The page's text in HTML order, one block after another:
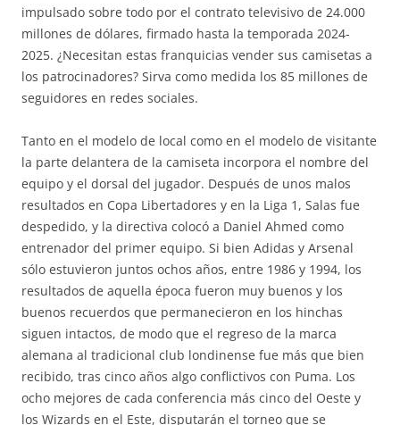
impulsado sobre todo por el contrato televisivo de 24.000
millones de dólares, firmado hasta la temporada 2024-
2025. ¿Necesitan estas franquicias vender sus camisetas a
los patrocinadores? Sirva como medida los 85 millones de
seguidores en redes sociales.
Tanto en el modelo de local como en el modelo de visitante
la parte delantera de la camiseta incorpora el nombre del
equipo y el dorsal del jugador. Después de unos malos
resultados en Copa Libertadores y en la Liga 1, Salas fue
despedido, y la directiva colocó a Daniel Ahmed como
entrenador del primer equipo. Si bien Adidas y Arsenal
sólo estuvieron juntos ochos años, entre 1986 y 1994, los
resultados de aquella época fueron muy buenos y los
buenos recuerdos que permanecieron en los hinchas
siguen intactos, de modo que el regreso de la marca
alemana al tradicional club londinense fue más que bien
recibido, tras cinco años algo conflictivos con Puma. Los
ocho mejores de cada conferencia más cinco del Oeste y
los Wizards en el Este, disputarán el torneo que se